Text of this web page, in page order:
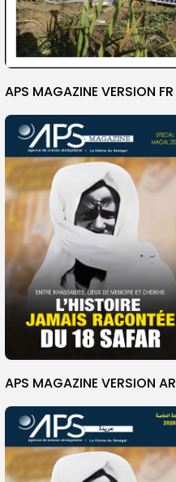
APS MAGAZINE VERSION FR
APS MAGAZINE VERSION AR